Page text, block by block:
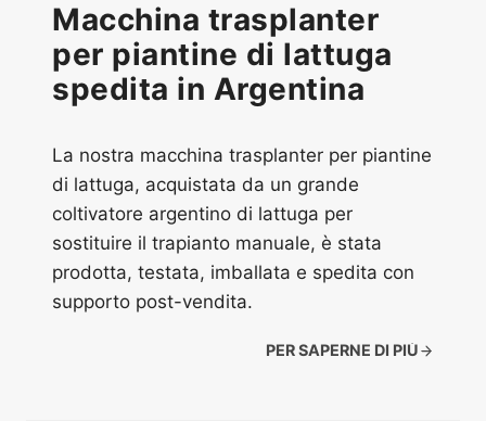
Macchina trasplanter
per piantine di lattuga
spedita in Argentina
La nostra macchina trasplanter per piantine
di lattuga, acquistata da un grande
coltivatore argentino di lattuga per
sostituire il trapianto manuale, è stata
prodotta, testata, imballata e spedita con
supporto post-vendita.
PER SAPERNE DI PIÙ